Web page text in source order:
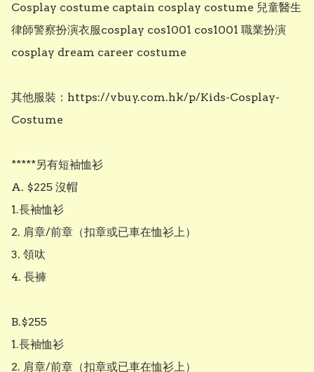
Cosplay costume captain cosplay costume 兒童醫生
律師警察扮演衣服cosplay cos1001 cos1001 職業扮演
cosplay dream career costume
其他服裝：https://vbuy.com.hk/p/Kids-Cosplay-
Costume
*****另有短袖恤衫
A. $225 沒帽
1.長袖恤衫
2. 肩章/前章（扣章或已車在恤衫上）
3. 領呔
4. 長褲
B.$255
1.長袖恤衫
2. 肩章/前章（扣章或已車在恤衫上）